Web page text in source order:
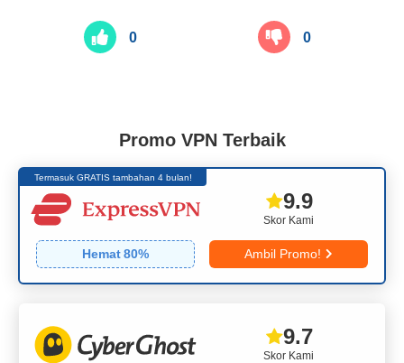
0 0
Promo VPN Terbaik
Termasuk GRATIS tambahan 4 bulan!
Skor Kami
9.9
Hemat80% Ambil Promo!
Skor Kami
9.7